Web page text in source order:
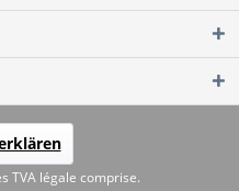
TVA légale comprise.